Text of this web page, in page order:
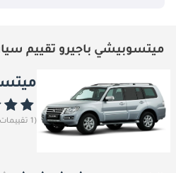
ميتسوبيشي باجيرو تقييم
(1 تقييمات)